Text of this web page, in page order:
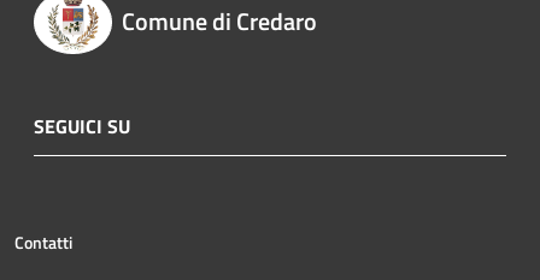
Comune di Credaro
SEGUICI SU
Contatti